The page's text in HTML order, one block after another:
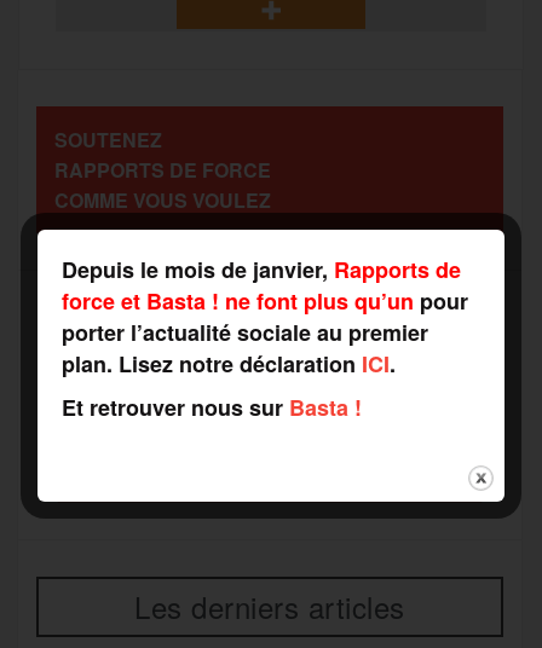
o
k m
a
g
r
SOUTENEZ
RAPPORTS DE FORCE
COMME VOUS VOULEZ
Recevez notre newsletter par mail
Votre adresse mail*
Les derniers articles
Depuis le mois de janvier, Rapports de
force et Basta ! ne font plus qu’un pour
porter l’actualité sociale au premier
plan. Lisez notre déclaration ICI.
Et retrouver nous sur Basta !